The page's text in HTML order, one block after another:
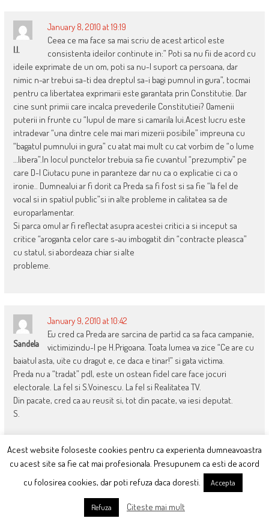
I.I.
January 8, 2010 at 19:19
Ceea ce ma face sa mai scriu de acest articol este
consistenta ideilor continute in:” Poti sa nu fii de acord cu
ideile exprimate de un om, poti sa nu-l suport ca persoana, dar
nimic n-ar trebui sa-ti dea dreptul sa-i bagi pumnul in gura”, tocmai
pentru ca libertatea exprimarii este garantata prin Constitutie. Dar
cine sunt primii care incalca prevederile Constitutiei? Oamenii
puterii in frunte cu “lupul de mare si camarila lui.Acest lucru este
intradevar “una dintre cele mai mari mizerii posibile” impreuna cu
“bagatul pumnului in gura” cu atat mai mult cu cat vorbim de “o lume
…libera”.In locul punctelor trebuia sa fie cuvantul “prezumptiv” pe
care D-l Ciutacu pune in paranteze dar nu ca o explicatie ci ca o
ironie.. Dumnealui ar fi dorit ca Preda sa fi fost si sa fie “la fel de
vocal si in spatiul public”si in alte probleme in calitatea sa de
europarlamentar.
Si parca omul ar fi reflectat asupra acestei critici a si inceput sa
critice “aroganta celor care s-au imbogatit din “contracte pleasca”
cu statul, si abordeaza chiar si alte
probleme.
Sandela
January 9, 2010 at 10:42
Eu cred ca Preda are sarcina de partid ca sa faca campanie,
victimizindu-l pe H.Prigoana. Toata lumea va zice “Ce are cu
baiatul asta, uite cu dragut e, ce daca e tinar!” si gata victima.
Preda nu a “tradat” pdl, este un ostean fidel care face jocuri
electorale. La fel si S.Voinescu. La fel si Realitatea TV.
Din pacate, cred ca au reusit si, tot din pacate, va iesi deputat.
S.
January 9, 2010 at 18:53
cine ne conduce? h.prigoana?
Acest website foloseste cookies pentru ca experienta dumneavoastra
cu acest site sa fie cat mai profesionala. Presupunem ca esti de acord
cu folosirea cookies, dar poti refuza daca doresti.
Accepta
Refuza Citeste mai mult